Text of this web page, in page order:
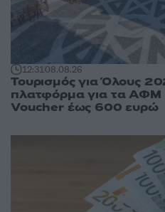
12:3108.08.26
Τουρισμός για Όλους
πλατφόρμα για τα ΑΦΜ
Voucher έως 600 ευρώ